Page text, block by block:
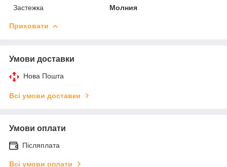
Застежка
Молния
Приховати
Умови доставки
Нова Пошта
Всі умови доставки
Умови оплати
Післяплата
Всі умови оплати